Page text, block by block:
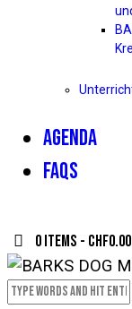
AGENDA
FAQS
0 items - CHF0.00